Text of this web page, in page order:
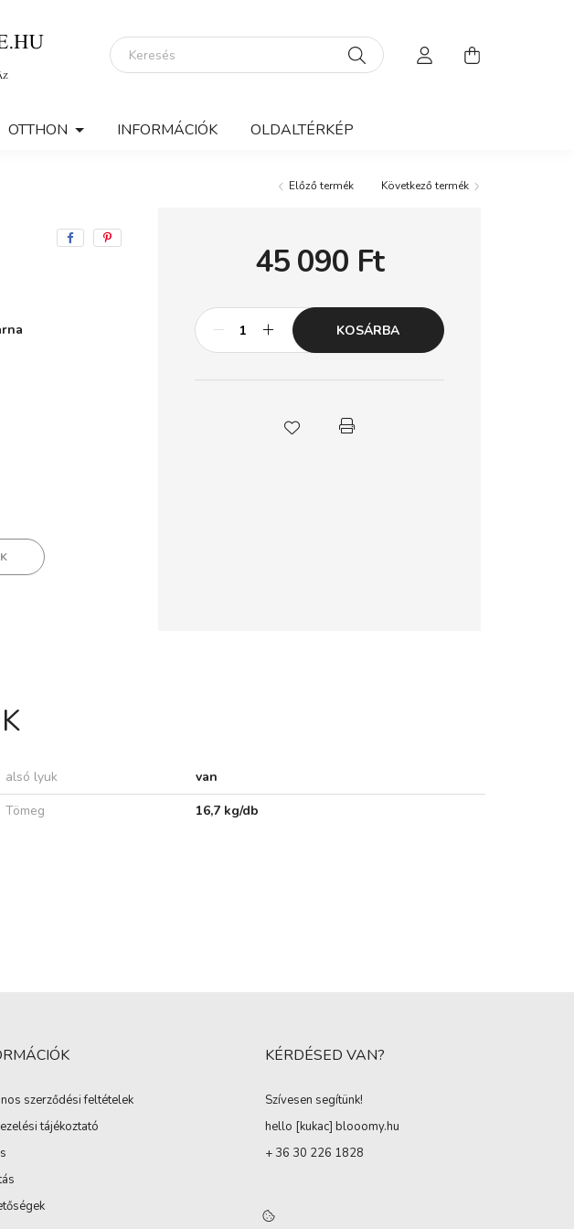
OTTHON INFORMÁCIÓK OLDALTÉRKÉP
Előző termék Következő termék
45 090 Ft
KOSÁRBA
alsó lyuk
van
Tömeg 16,7 kg/db
szerződési feltételek
tájékoztató
KÉRDÉSED VAN?
Szívesen segítünk!
hello [kukac] blooomy.hu
+ 36 30 226 1828